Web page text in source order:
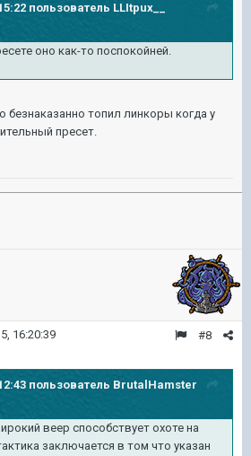
пользователь LLItpux__
оно как-то поспокойней.
безнаказанно топил линкоры когда у
пресет.
#8
16:20:39
пользователь BrutalHamster
веер способствует охоте на
заключается в том что указан